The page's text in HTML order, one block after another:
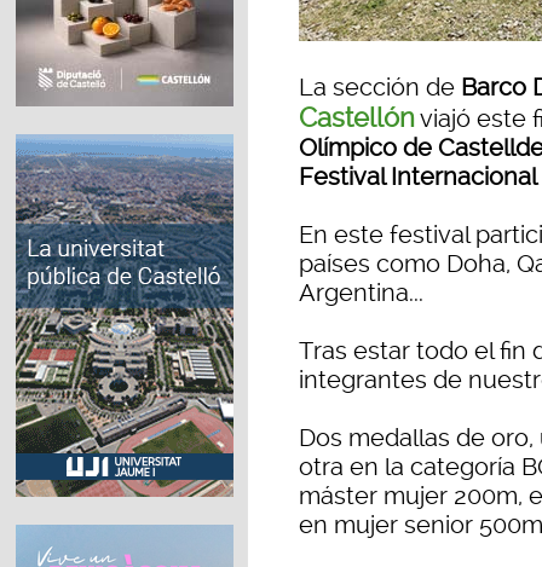
La sección de Barco
Castellónviajó este
Olímpico de
Festival
En este festival
países como Doha,
Argentina...
Tras estar todo el fin
integrantes de
Dos medallas de
otra en la categoría
máster mujer 200m,
en mujer senior